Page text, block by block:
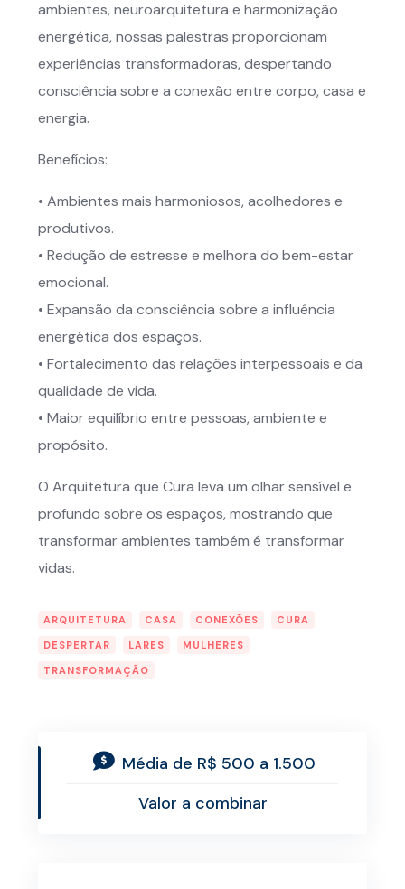
ambientes, neuroarquitetura e harmonização
energética, nossas palestras proporcionam
experiências transformadoras, despertando
consciência sobre a conexão entre corpo, casa e
energia.
Benefícios:
• Ambientes mais harmoniosos, acolhedores e
produtivos.
• Redução de estresse e melhora do bem-estar
emocional.
• Expansão da consciência sobre a influência
energética dos espaços.
• Fortalecimento das relações interpessoais e da
qualidade de vida.
• Maior equilíbrio entre pessoas, ambiente e
propósito.
O Arquitetura que Cura leva um olhar sensível e
profundo sobre os espaços, mostrando que
transformar ambientes também é transformar
vidas.
ARQUITETURA CASA CONEXÕES
CURA
DESPERTAR
LARES
MULHERES
TRANSFORMAÇÃO
Média de R$ 500 a 1.500
Valor a combinar